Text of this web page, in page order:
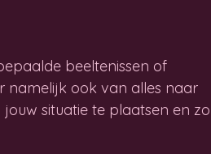
beeltenissen of
namelijk ook van alles naar
situatie te plaatsen en zo